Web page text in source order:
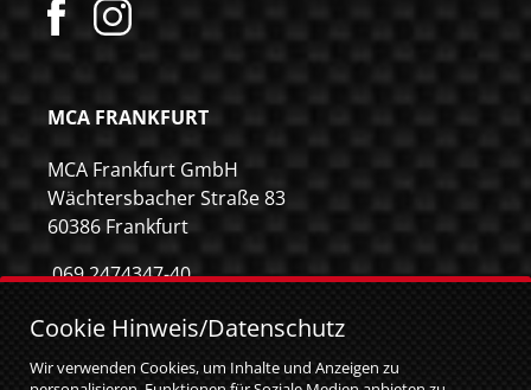
MCA FRANKFURT
MCA Frankfurt GmbH
Wächtersbacher Straße 83
60386 Frankfurt
069 2474347-40
info@mca-frankfurt.de
Cookie Hinweis/Datenschutz
Wir verwenden Cookies, um Inhalte und Anzeigen zu